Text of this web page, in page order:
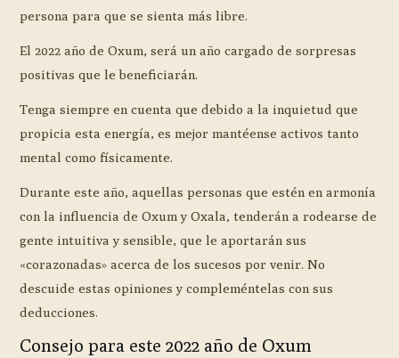
persona para que se sienta más libre.
El 2022 año de Oxum, será un año cargado de sorpresas
positivas que le beneficiarán.
Tenga siempre en cuenta que debido a la inquietud que
propicia esta energía, es mejor mantéense activos tanto
mental como físicamente.
Durante este año, aquellas personas que estén en armonía
con la influencia de Oxum y Oxala, tenderán a rodearse de
gente intuitiva y sensible, que le aportarán sus
«corazonadas» acerca de los sucesos por venir. No
descuide estas opiniones y compleméntelas con sus
deducciones.
Consejo para este 2022 año de Oxum